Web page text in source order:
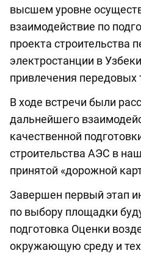
высшем уровне
взаимодействие по
проекта строительства
электростанции в
привлечения передовых
В ходе встречи были
дальнейшего
качественной
строительства АЭС в
принятой «дорожной
Завершен первый этап
по выбору площадки
подготовка Оценки
окружающую среду и